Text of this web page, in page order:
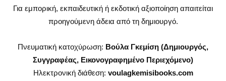
Για εμπορική, εκπαιδευτική ή εκδοτική αξιοποίηση απαιτείται
προηγούμενη άδεια από τη δημιουργό.
Πνευματική κατοχύρωση: Βούλα Γκεμίση (Δημιουργός,
Συγγραφέας, Εικονογραφημένο Περιεχόμενο)
Ηλεκτρονική διάθεση: voulagkemisibooks.com